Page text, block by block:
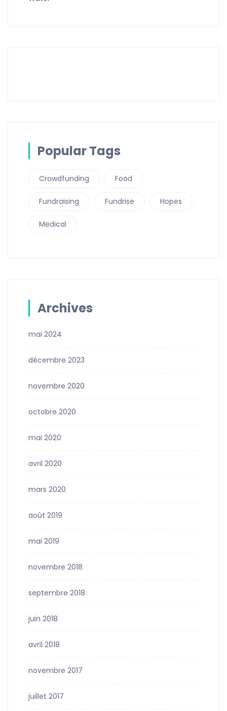
Popular Tags
Crowdfunding Food
Fundraising Fundrise Hopes
Medical
Archives
mai 2024
décembre 2023
novembre 2020
octobre 2020
mai 2020
avril 2020
mars 2020
août 2019
mai 2019
novembre 2018
septembre 2018
juin 2018
avril 2018
novembre 2017
juillet 2017